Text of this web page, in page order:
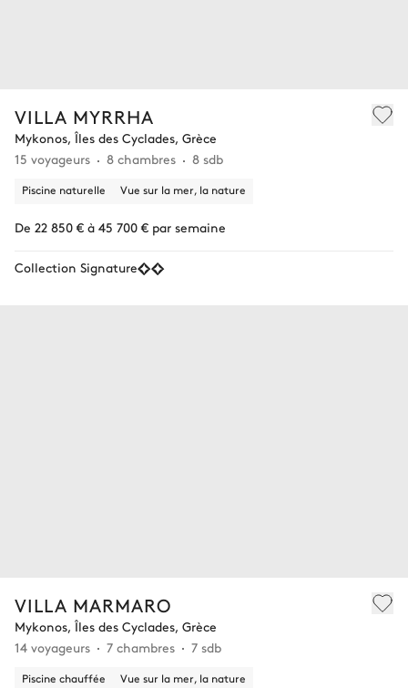
VILLA MYRRHA
Mykonos, Îles des Cyclades, Grèce
15 voyageurs
8 chambres 8 sdb
Piscine naturelle Vue sur la mer, la nature
De 22 850 € à 45 700 € par semaine
Collection Signature
VILLA MARMARO
Mykonos, Îles des Cyclades, Grèce
14 voyageurs
7 chambres 7 sdb
Piscine chauffée Vue sur la mer, la nature